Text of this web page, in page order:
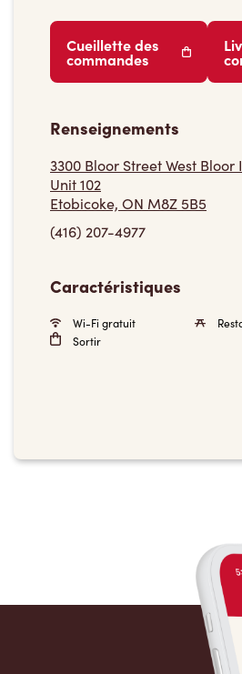
Cueillette des
commandes
Renseignements
3300 Bloor Street West
Unit 102
Etobicoke, ON M8Z 5B5
(416) 207-4977
Caractéristiques
Wi-Fi gratuit
Sortir